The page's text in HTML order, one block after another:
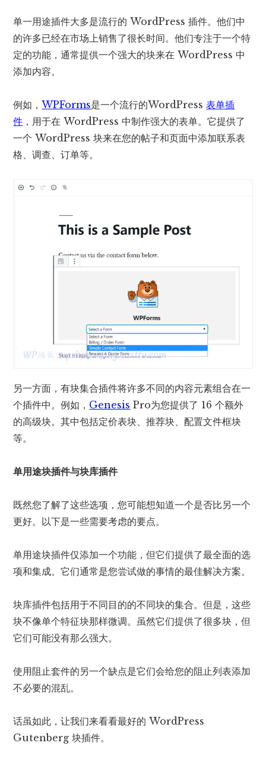
单一用途插件大多是流行的 WordPress 插件。他们中
的许多已经在市场上销售了很长时间。他们专注于一个特
定的功能，通常提供一个强大的块来在 WordPress 中
添加内容。
例如，WPForms是一个流行的WordPress表单插
件 ，用于在 WordPress 中制作强大的表单。它提供了
一个 WordPress 块来在您的帖子和页面中添加联系表
格、调查、订单等。
另一方面，有块集合插件将许多不同的内容元素组合在一
个插件中。例如， Genesis Pro为您提供了 16 个额外
的高级块。其中包括定价表块、推荐块、配置文件框块
等。
单用途块插件与块库插件
既然您了解了这些选项，您可能想知道一个是否比另一个
更好。以下是一些需要考虑的要点。
单用途块插件仅添加一个功能，但它们提供了最全面的选
项和集成。它们通常是您尝试做的事情的最佳解决方案。
块库插件包括用于不同目的的不同块的集合。但是，这些
块不像单个特征块那样微调。虽然它们提供了很多块，但
它们可能没有那么强大。
使用阻止套件的另一个缺点是它们会给您的阻止列表添加
不必要的混乱。
话虽如此，让我们来看看最好的 WordPress
Gutenberg 块插件。